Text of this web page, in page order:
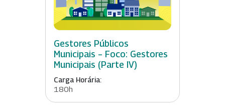
Gestores Públicos
Municipais – Foco: Gestores
Municipais (Parte IV)
Carga Horária:
180h